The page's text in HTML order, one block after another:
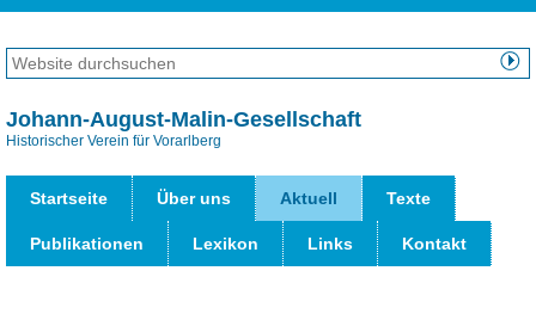
zum
Inhalt
Direkt
zur
Navigation
Website
durchsuchen
Startseite Über uns Aktuell Texte
Publikationen Lexikon Links Kontakt
Johann-August-Malin-Gesellschaft
Historischer Verein für Vorarlberg